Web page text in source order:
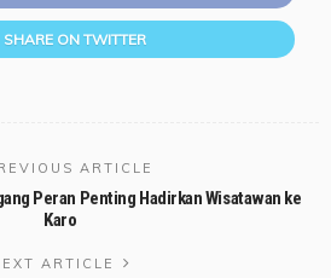
SHARE ON TWITTER
ARTICLE
Peran Penting Hadirkan Wisatawan ke
Karo
ARTICLE